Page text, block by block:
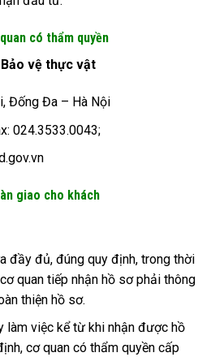
có thẩm quyền
vệ thực vật
Đống Đa – Hà Nội
024.3533.0043;
giao cho khách
đầy đủ, đúng quy định, trong thời
quan tiếp nhận hồ sơ phải thông
thiện hồ sơ.
làm việc kể từ khi nhận được hồ
cơ quan có thẩm quyền cấp